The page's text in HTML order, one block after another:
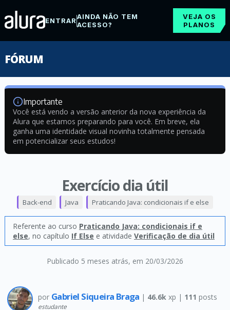
ENTRARAINDA NÃO TEM
ACESSO?
VEJA OS
PLANOS
FÓRUM
Importante
Você está vendo a versão anterior da nova experiência da
Alura que estamos preparando para você. Em breve, ela
ganha uma identidade visual novinha totalmente pensada
em potencializar seus estudos!
Exercício dia útil
Publicado 5 meses atrás, em 20/03/2026
Back-end Java Praticando Java: condicionais if e else
Referente ao curso Praticando Java: condicionais if e
else, no capítulo If Else e atividade Verificação de dia útil
por Gabriel Siqueira Braga | 46.6k xp | 111 posts
estudante